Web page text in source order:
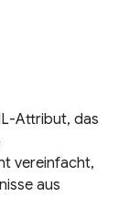
Attribut, das
vereinfacht,
aus